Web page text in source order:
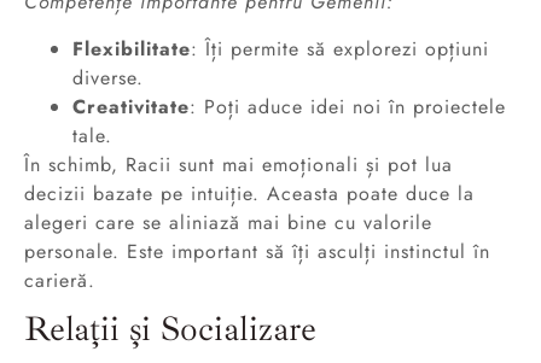
Flexibilitate: Îți permite să explorezi opțiuni
diverse.
Creativitate: Poți aduce idei noi în proiectele
tale.
În schimb, Racii sunt mai emoționali și pot lua
decizii bazate pe intuiție. Aceasta poate duce la
alegeri care se aliniază mai bine cu valorile
personale. Este important să îți asculți instinctul în
carieră.
Relații și Socializare